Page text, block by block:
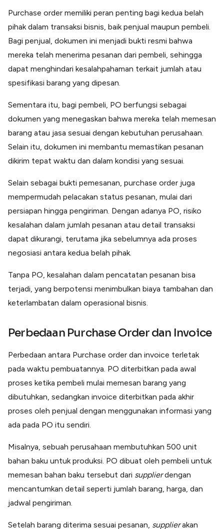
Purchase order memiliki peran penting bagi kedua belah
pihak dalam transaksi bisnis, baik penjual maupun pembeli.
Bagi penjual, dokumen ini menjadi bukti resmi bahwa
mereka telah menerima pesanan dari pembeli, sehingga
dapat menghindari kesalahpahaman terkait jumlah atau
spesifikasi barang yang dipesan.
Sementara itu, bagi pembeli, PO berfungsi sebagai
dokumen yang menegaskan bahwa mereka telah memesan
barang atau jasa sesuai dengan kebutuhan perusahaan.
Selain itu, dokumen ini membantu memastikan pesanan
dikirim tepat waktu dan dalam kondisi yang sesuai.
Selain sebagai bukti pemesanan, purchase order juga
mempermudah pelacakan status pesanan, mulai dari
persiapan hingga pengiriman. Dengan adanya PO, risiko
kesalahan dalam jumlah pesanan atau detail transaksi
dapat dikurangi, terutama jika sebelumnya ada proses
negosiasi antara kedua belah pihak.
Tanpa PO, kesalahan dalam pencatatan pesanan bisa
terjadi, yang berpotensi menimbulkan biaya tambahan dan
keterlambatan dalam operasional bisnis.
Perbedaan Purchase Order dan Invoice
Perbedaan antara Purchase order dan invoice terletak
pada waktu pembuatannya. PO diterbitkan pada awal
proses ketika pembeli mulai memesan barang yang
dibutuhkan, sedangkan invoice diterbitkan pada akhir
proses oleh penjual dengan menggunakan informasi yang
ada pada PO itu sendiri.
Misalnya, sebuah perusahaan membutuhkan 500 unit
bahan baku untuk produksi. PO dibuat oleh pembeli untuk
memesan bahan baku tersebut dari supplierdengan
mencantumkan detail seperti jumlah barang, harga, dan
jadwal pengiriman.
Setelah barang diterima sesuai pesanan, supplierakan